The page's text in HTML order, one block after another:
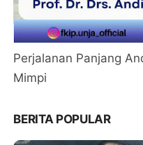
Perjalanan Panjang
Mimpi
BERITA POPULAR